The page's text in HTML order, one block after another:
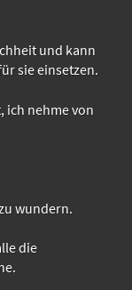
und kann
sie einsetzen.
ich nehme von
wundern.
die